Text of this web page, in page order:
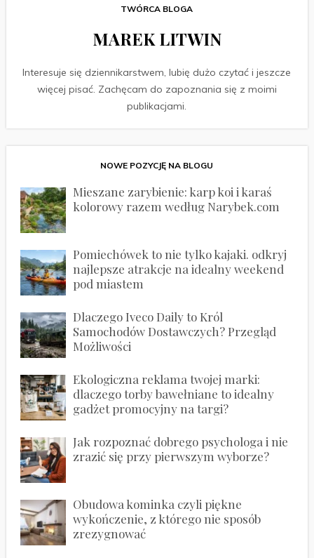
TWÓRCA BLOGA
MAREK LITWIN
Interesuje się dziennikarstwem, lubię dużo czytać i jeszcze
więcej pisać. Zachęcam do zapoznania się z moimi
publikacjami.
NOWE POZYCJĘ NA BLOGU
Mieszane zarybienie: karp koi i karaś
kolorowy razem według Narybek.com
Pomiechówek to nie tylko kajaki. odkryj
najlepsze atrakcje na idealny weekend
pod miastem
Dlaczego Iveco Daily to Król
Samochodów Dostawczych? Przegląd
Możliwości
Ekologiczna reklama twojej marki:
dlaczego torby bawełniane to idealny
gadżet promocyjny na targi?
Jak rozpoznać dobrego psychologa i nie
zrazić się przy pierwszym wyborze?
Obudowa kominka czyli piękne
wykończenie, z którego nie sposób
zrezygnować